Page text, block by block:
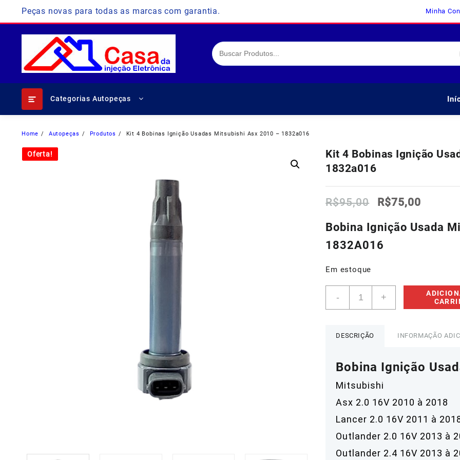
content
Peças novas para todas as marcas com garantia. Minha
Categorias Autopeças
Home Autopeças Produtos Kit 4 Bobinas Ignição Usadas Mitsubishi Asx 2010 – 1832a016
Oferta!
Kit 4 Bobinas Ignição
1832a016
R$95,00
O
original
era:
R$95,00.
R$75,00
atual
é:
Bobina Ignição Usada
1832A016
Em estoque
-
Bobinas
Usadas
2010
1832a016
quantidade
+
DESCRIÇÃO INFORMAÇÃO
Bobina Ignição
Mitsubishi
Asx 2.0 16V 2010 à 2018
Lancer 2.0 16V 2011 à
Outlander 2.0 16V 2013 à
Outlander 2.4 16V 2013 à
Oferta!